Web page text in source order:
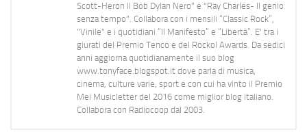
Scott-Heron Il Bob Dylan Nero" e "Ray Charles- Il genio
senza tempo". Collabora con i mensili “Classic Rock”,
"Vinile" e i quotidiani “Il Manifesto” e “Libertà”. E' tra i
giurati del Premio Tenco e del Rockol Awards. Da sedici
anni aggiorna quotidianamente il suo blog
www.tonyface.blogspot.it dove parla di musica,
cinema, culture varie, sport e con cui ha vinto il Premio
Mei Musicletter del 2016 come miglior blog italiano.
Collabora con Radiocoop dal 2003.